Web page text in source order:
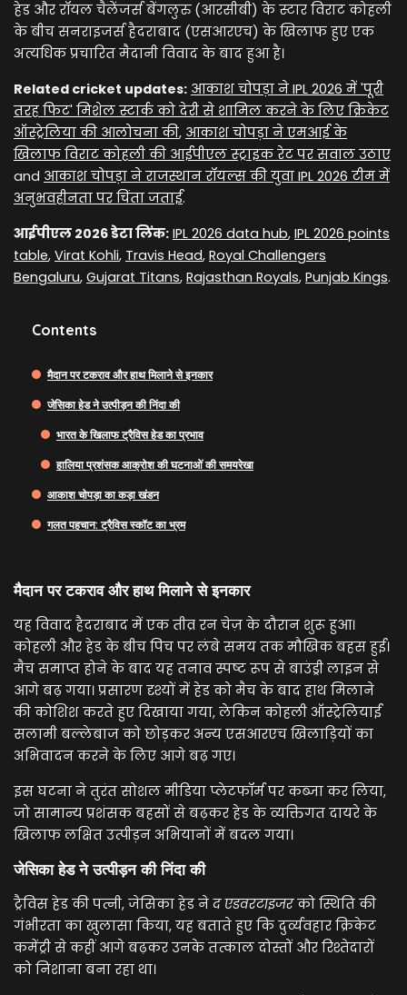
हेड और रॉयल चैलेंजर्स बेंगलुरु (आरसीबी) के स्टार विराट कोहली
के बीच सनराइजर्स हैदराबाद (एसआरएच) के खिलाफ हुए एक
अत्यधिक प्रचारित मैदानी विवाद के बाद हुआ है।
Related cricket updates: आकाश चोपड़ा ने IPL 2026 में 'पूरी
तरह फिट' मिशेल स्टार्क को देरी से शामिल करने के लिए क्रिकेट
ऑस्ट्रेलिया की आलोचना की, आकाश चोपड़ा ने एमआई के
खिलाफ विराट कोहली की आईपीएल स्ट्राइक रेट पर सवाल उठाए
and आकाश चोपड़ा ने राजस्थान रॉयल्स की युवा IPL 2026 टीम में
अनुभवहीनता पर चिंता जताई.
आईपीएल 2026 डेटा लिंक: IPL 2026 data hub, IPL 2026 points
table, Virat Kohli, Travis Head, Royal Challengers
Bengaluru, Gujarat Titans, Rajasthan Royals, Punjab Kings.
Contents
मैदान पर टकराव और हाथ मिलाने से इनकार
जेसिका हेड ने उत्पीड़न की निंदा की
भारत के खिलाफ ट्रैविस हेड का प्रभाव
हालिया प्रशंसक आक्रोश की घटनाओं की समयरेखा
आकाश चोपड़ा का कड़ा खंडन
गलत पहचान: ट्रैविस स्कॉट का भ्रम
मैदान पर टकराव और हाथ मिलाने से इनकार
यह विवाद हैदराबाद में एक तीव्र रन चेज़ के दौरान शुरू हुआ।
कोहली और हेड के बीच पिच पर लंबे समय तक मौखिक बहस हुई।
मैच समाप्त होने के बाद यह तनाव स्पष्ट रूप से बाउंड्री लाइन से
आगे बढ़ गया। प्रसारण दृश्यों में हेड को मैच के बाद हाथ मिलाने
की कोशिश करते हुए दिखाया गया, लेकिन कोहली ऑस्ट्रेलियाई
सलामी बल्लेबाज को छोड़कर अन्य एसआरएच खिलाड़ियों का
अभिवादन करने के लिए आगे बढ़ गए।
इस घटना ने तुरंत सोशल मीडिया प्लेटफॉर्म पर कब्जा कर लिया,
जो सामान्य प्रशंसक बहसों से बढ़कर हेड के व्यक्तिगत दायरे के
खिलाफ लक्षित उत्पीड़न अभियानों में बदल गया।
जेसिका हेड ने उत्पीड़न की निंदा की
ट्रैविस हेड की पत्नी, जेसिका हेड ने द एडवरटाइजरको स्थिति की
गंभीरता का खुलासा किया, यह बताते हुए कि दुर्व्यवहार क्रिकेट
कमेंट्री से कहीं आगे बढ़कर उनके तत्काल दोस्तों और रिश्तेदारों
को निशाना बना रहा था।